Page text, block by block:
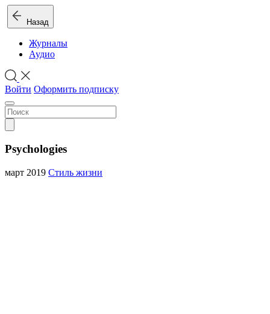
Назад
Журналы
Аудио
Войти Оформить подписку
Psychologies
март 2019 Стиль жизни